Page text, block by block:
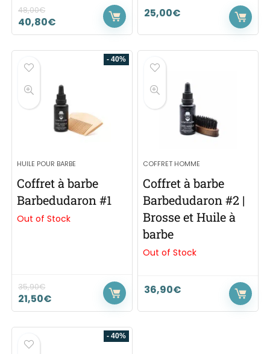
48,00€
40,80€
25,00€
- 40%
HUILE POUR BARBE
Coffret à barbe
Barbedudaron #1
Out of Stock
35,90€
21,50€
COFFRET HOMME
Coffret à barbe
Barbedudaron #2 |
Brosse et Huile à
barbe
Out of Stock
36,90€
- 40%